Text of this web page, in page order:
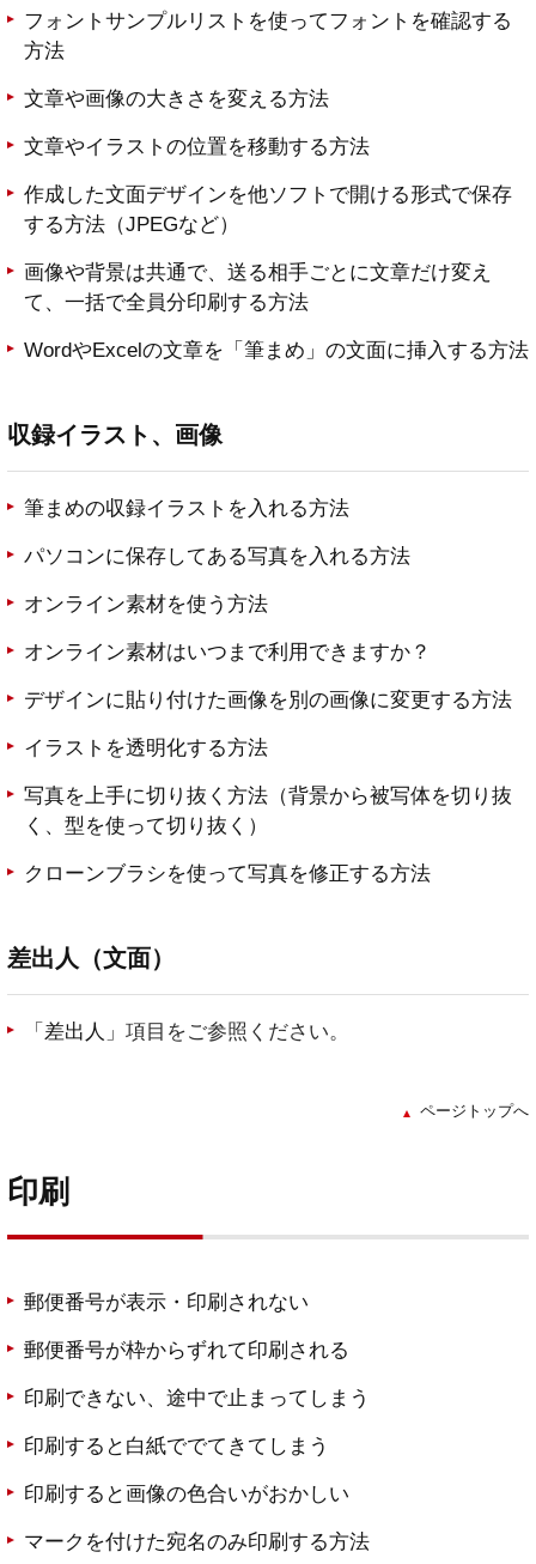
フォントサンプルリストを使ってフォントを確認する
方法
文章や画像の大きさを変える方法
文章やイラストの位置を移動する方法
作成した文面デザインを他ソフトで開ける形式で保存
する方法（JPEGなど）
画像や背景は共通で、送る相手ごとに文章だけ変え
て、一括で全員分印刷する方法
WordやExcelの文章を「筆まめ」の文面に挿入する方法
収録イラスト、画像
筆まめの収録イラストを入れる方法
パソコンに保存してある写真を入れる方法
オンライン素材を使う方法
オンライン素材はいつまで利用できますか？
デザインに貼り付けた画像を別の画像に変更する方法
イラストを透明化する方法
写真を上手に切り抜く方法（背景から被写体を切り抜
く、型を使って切り抜く）
クローンブラシを使って写真を修正する方法
差出人（文面）
「 差出人 」項目をご参照ください。
ページトップへ
印刷
郵便番号が表示・印刷されない
郵便番号が枠からずれて印刷される
印刷できない、途中で止まってしまう
印刷すると白紙ででてきてしまう
印刷すると画像の色合いがおかしい
マークを付けた宛名のみ印刷する方法